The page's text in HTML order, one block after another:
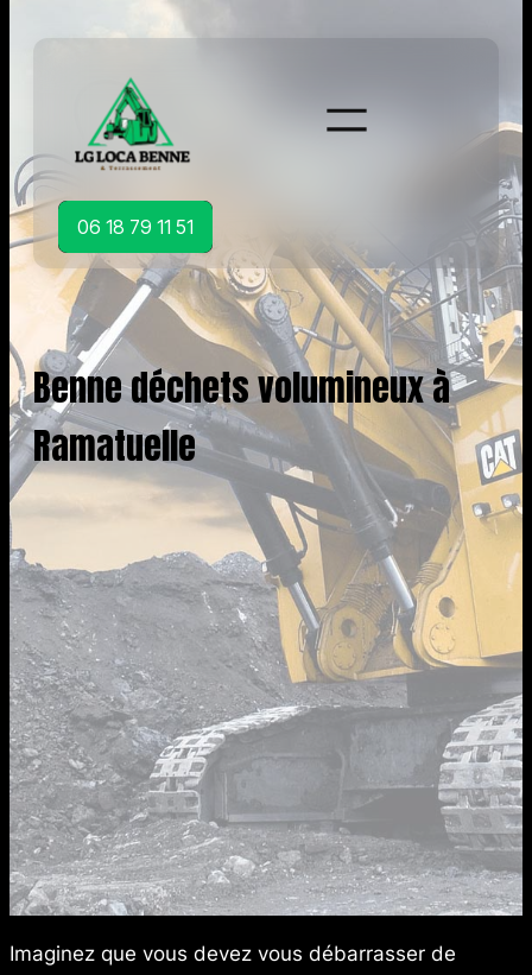
06 18 79 11 51
Benne déchets volumineux à
Ramatuelle
Imaginez que vous devez vous débarrasser de